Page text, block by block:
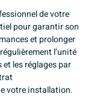
de votre
pour garantir son
et prolonger
l’unité
les réglages par
votre installation.